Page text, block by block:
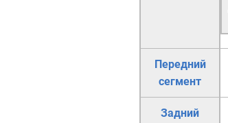
Передний
сегмент
Задний